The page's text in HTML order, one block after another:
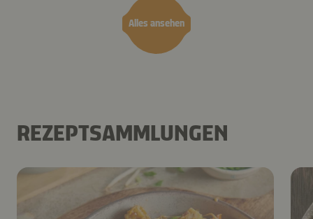
Alles ansehen
REZEPTSAMMLUNGEN